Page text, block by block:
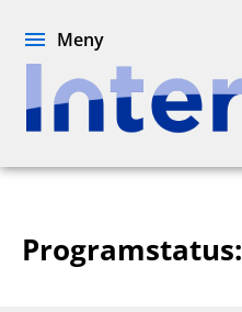
Meny
Programstatus: